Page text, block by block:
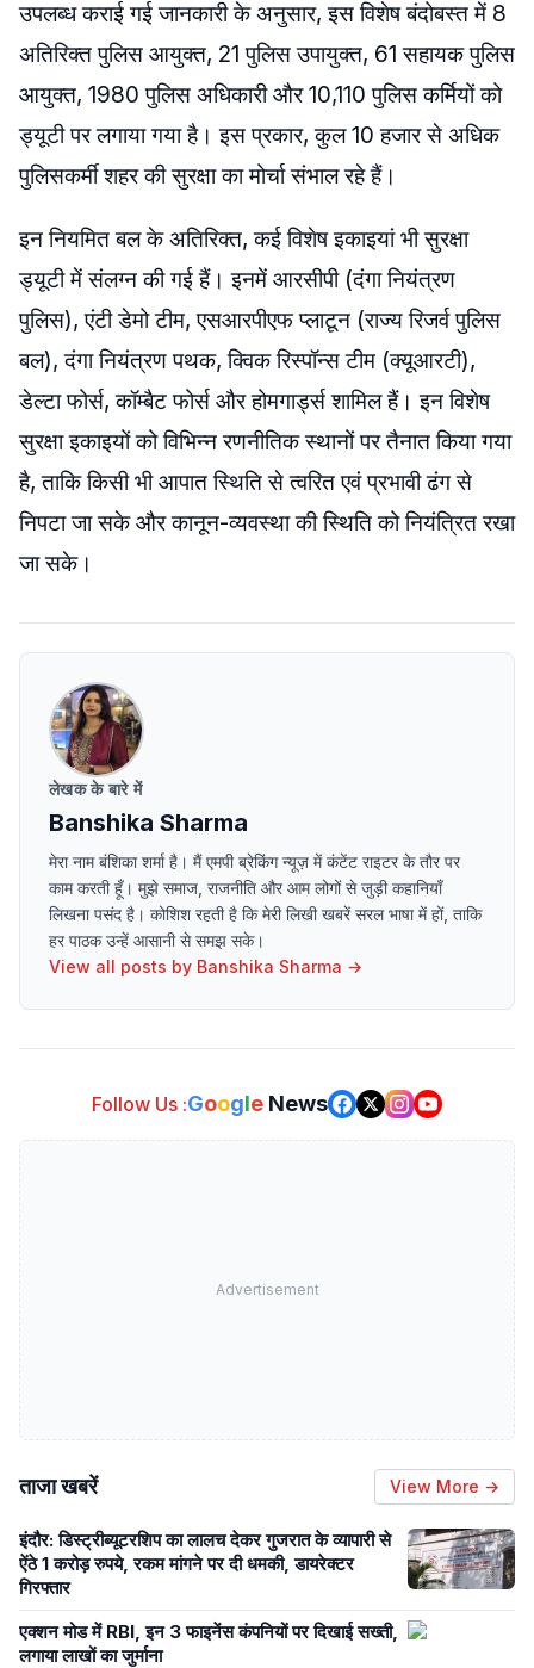
उपलब्ध कराई गई जानकारी के अनुसार, इस विशेष बंदोबस्त में 8
अतिरिक्त पुलिस आयुक्त, 21 पुलिस उपायुक्त, 61 सहायक पुलिस
आयुक्त, 1980 पुलिस अधिकारी और 10,110 पुलिस कर्मियों को
ड्यूटी पर लगाया गया है। इस प्रकार, कुल 10 हजार से अधिक
पुलिसकर्मी शहर की सुरक्षा का मोर्चा संभाल रहे हैं।
इन नियमित बल के अतिरिक्त, कई विशेष इकाइयां भी सुरक्षा
ड्यूटी में संलग्न की गई हैं। इनमें आरसीपी (दंगा नियंत्रण
पुलिस), एंटी डेमो टीम, एसआरपीएफ प्लाटून (राज्य रिजर्व पुलिस
बल), दंगा नियंत्रण पथक, क्विक रिस्पॉन्स टीम (क्यूआरटी),
डेल्टा फोर्स, कॉम्बैट फोर्स और होमगार्ड्स शामिल हैं। इन विशेष
सुरक्षा इकाइयों को विभिन्न रणनीतिक स्थानों पर तैनात किया गया
है, ताकि किसी भी आपात स्थिति से त्वरित एवं प्रभावी ढंग से
निपटा जा सके और कानून-व्यवस्था की स्थिति को नियंत्रित रखा
जा सके।
लेखक के बारे में
Banshika Sharma
मेरा नाम बंशिका शर्मा है। मैं एमपी ब्रेकिंग न्यूज़ में कंटेंट राइटर के तौर पर
काम करती हूँ। मुझे समाज, राजनीति और आम लोगों से जुड़ी कहानियाँ
लिखना पसंद है। कोशिश रहती है कि मेरी लिखी खबरें सरल भाषा में हों, ताकि
हर पाठक उन्हें आसानी से समझ सके।
View all posts by Banshika Sharma →
Follow Us :Google News
Advertisement
ताजा खबरें View More →
इंदौर: डिस्ट्रीब्यूटरशिप का लालच देकर गुजरात के व्यापारी से
ऐंठे 1 करोड़ रुपये, रकम मांगने पर दी धमकी, डायरेक्टर
गिरफ्तार
एक्शन मोड में RBI, इन 3 फाइनेंस कंपनियों पर दिखाई सख्ती,
लगाया लाखों का जुर्माना